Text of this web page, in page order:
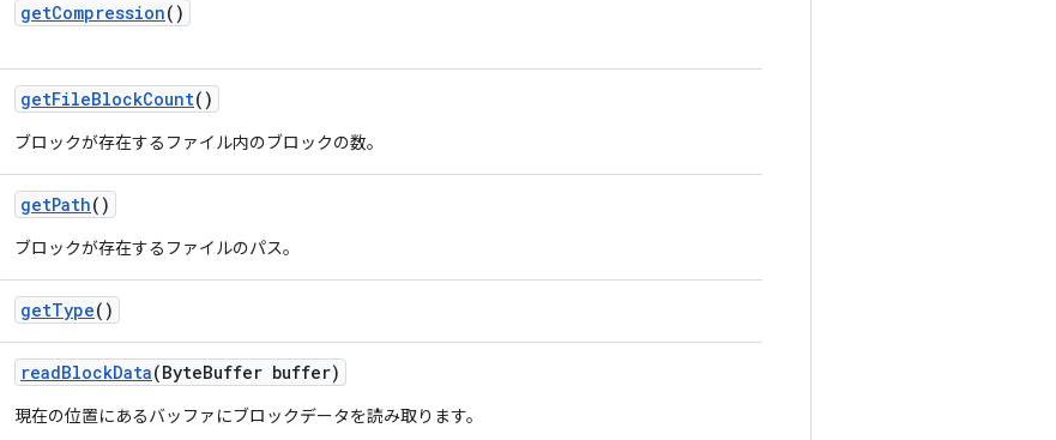
getCompression()
getFileBlockCount()
ブロックが存在するファイル内のブロックの数。
getPath()
ブロックが存在するファイルのパス。
getType()
readBlockData(ByteBuffer buffer)
現在の位置にあるバッファにブロックデータを読み取ります。